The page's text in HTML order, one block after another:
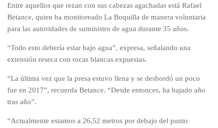
Entre aquellos que rezan con sus cabezas agachadas está Rafael
Betance, quien ha monitoreado La Boquilla de manera voluntaria
para las autoridades de suministro de agua durante 35 años.
“Todo esto debería estar bajo agua”, expresa, señalando una
extensión reseca con rocas blancas expuestas.
“La última vez que la presa estuvo llena y se desbordó un poco
fue en 2017”, recuerda Betance. “Desde entonces, ha bajado año
tras año”.
“Actualmente estamos a 26,52 metros por debajo del punto